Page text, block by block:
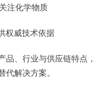
注化学物质
权威技术依据
品、行业与供应链特点，
代解决方案。